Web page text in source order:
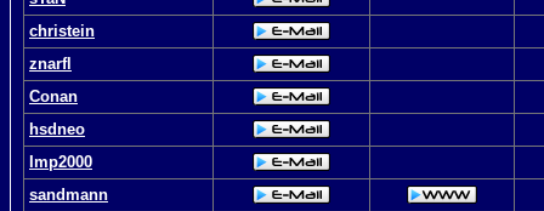
christein
znarfl
Conan
hsdneo
Imp2000
sandmann